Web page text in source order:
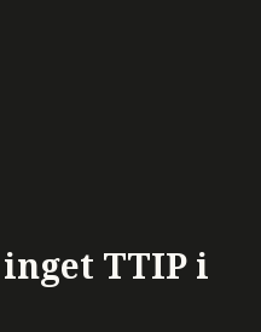
TTIP i